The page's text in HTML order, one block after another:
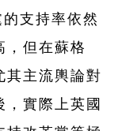
支持率依然
，但在蘇格
其主流輿論對
，實際上英國